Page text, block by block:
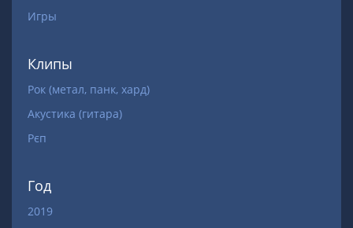
Игры
Клипы
Рок (метал, панк, хард)
Акустика (гитара)
Рєп
Год
2019